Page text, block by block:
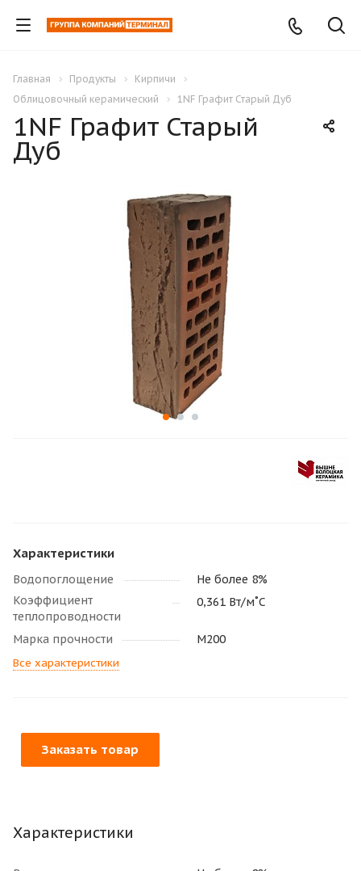
Главная Продукты
Кирпичи
Облицовочный керамический
1NF Графит Старый Дуб
1NF Графит Старый
Дуб
Характеристики
Водопоглощение
Не более 8%
Коэффициент
теплопроводности
0,361 Вт/м˚С
Марка прочности М200
Все характеристики
Заказать товар
Характеристики